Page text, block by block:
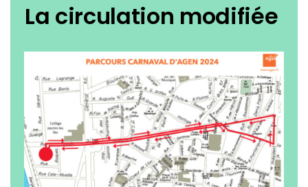
La circulation modifiée